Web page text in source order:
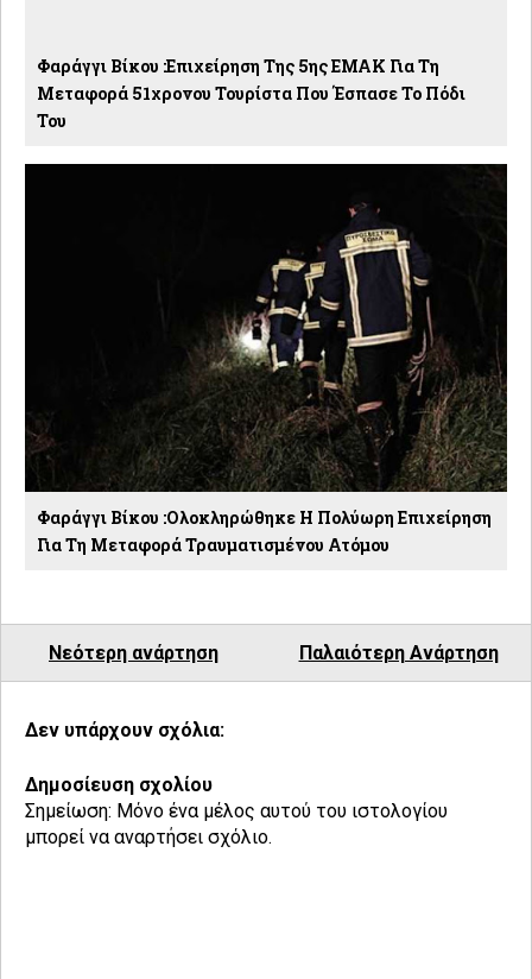
Φαράγγι Βίκου :Επιχείρηση Της 5ης ΕΜΑΚ Για Τη
Μεταφορά 51χρονου Τουρίστα Που Έσπασε Το Πόδι
Του
Φαράγγι Βίκου :Ολοκληρώθηκε Η Πολύωρη Επιχείρηση
Για Τη Μεταφορά Τραυματισμένου Ατόμου
Νεότερη ανάρτηση Παλαιότερη Ανάρτηση
Δεν υπάρχουν σχόλια:
Δημοσίευση σχολίου
Σημείωση: Μόνο ένα μέλος αυτού του ιστολογίου
μπορεί να αναρτήσει σχόλιο.